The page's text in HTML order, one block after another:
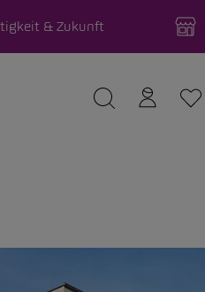
& Zukunft